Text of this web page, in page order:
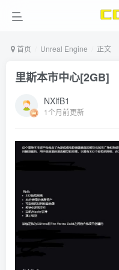
首页 Unreal Engine 正文
里斯本市中心[2GB]
NXlfB1
1个月前更新